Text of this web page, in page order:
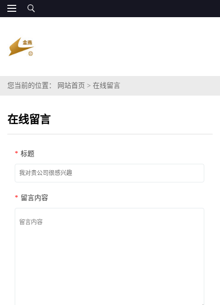
您当前的位置： 网站首页 > 在线留言
在线留言
* 标题
* 留言内容